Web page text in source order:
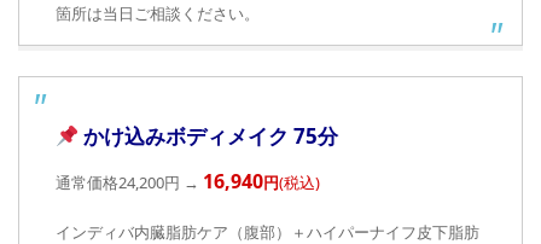
箇所は当日ご相談ください。
かけ込みボディメイク 75分
通常価格24,200円 → 16,940円(税込)
インディバ内臓脂肪ケア（腹部）＋ハイパーナイフ皮下脂肪